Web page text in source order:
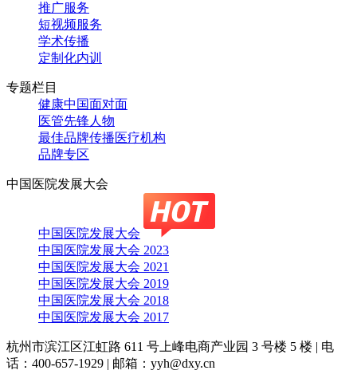
推广服务
短视频服务
学术传播
定制化内训
专题栏目
健康中国面对面
医管先锋人物
最佳品牌传播医疗机构
品牌专区
中国医院发展大会
中国医院发展大会
中国医院发展大会 2023
中国医院发展大会 2021
中国医院发展大会 2019
中国医院发展大会 2018
中国医院发展大会 2017
杭州市滨江区江虹路 611 号上峰电商产业园 3 号楼 5 楼 | 电
话：400-657-1929 | 邮箱：yyh@dxy.cn